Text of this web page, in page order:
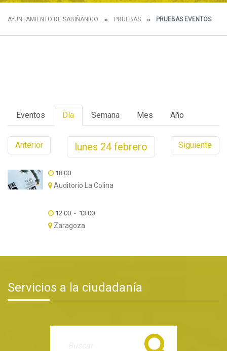
AYUNTAMIENTO DE SABIÑÁNIGO PRUEBAS PRUEBAS EVENTOS
Eventos Día Semana Mes Año
Anterior lunes 24 febrero Siguiente
18:00
Auditorio La Colina
12:00 - 13:00
Zaragoza
Servicios a la ciudadanía
Buscar